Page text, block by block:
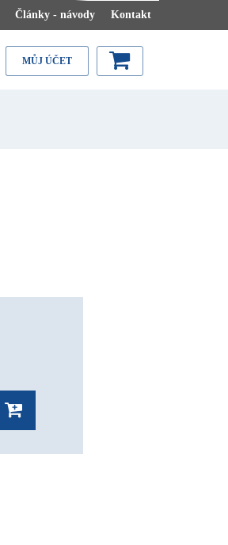
Články - návody Kontakt
MŮJ ÚČET